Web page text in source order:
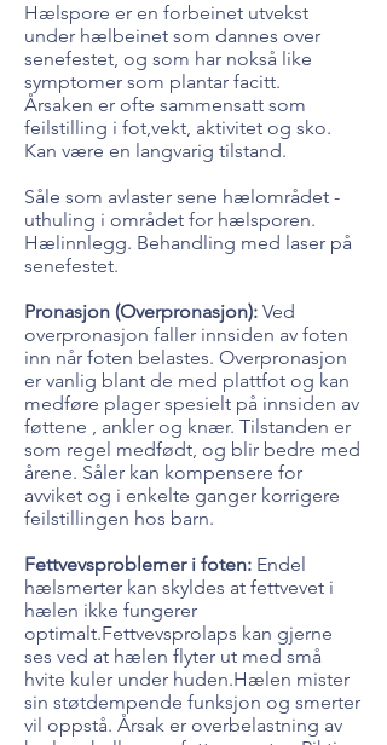
Hælspore er en forbeinet utvekst
under hælbeinet som dannes over
senefestet, og som har nokså like
symptomer som plantar facitt.
Årsaken er ofte sammensatt som
feilstilling i fot,vekt, aktivitet og sko.
Kan være en langvarig tilstand.
Såle som avlaster sene hælområdet -
uthuling i området for hælsporen.
Hælinnlegg. Behandling med laser på
senefestet.
Pronasjon (Overpronasjon): Ved
overpronasjon faller innsiden av foten
inn når foten belastes. Overpronasjon
er vanlig blant de med plattfot og kan
medføre plager spesielt på innsiden av
føttene , ankler og knær. Tilstanden er
som regel medfødt, og blir bedre med
årene. Såler kan kompensere for
avviket og i enkelte ganger korrigere
feilstillingen hos barn.
Fettvevsproblemer i foten: Endel
hælsmerter kan skyldes at fettvevet i
hælen ikke fungerer
optimalt.Fettvevsprolaps kan gjerne
ses ved at hælen flyter ut med små
hvite kuler under huden.Hælen mister
sin støtdempende funksjon og smerter
vil oppstå. Årsak er overbelastning av